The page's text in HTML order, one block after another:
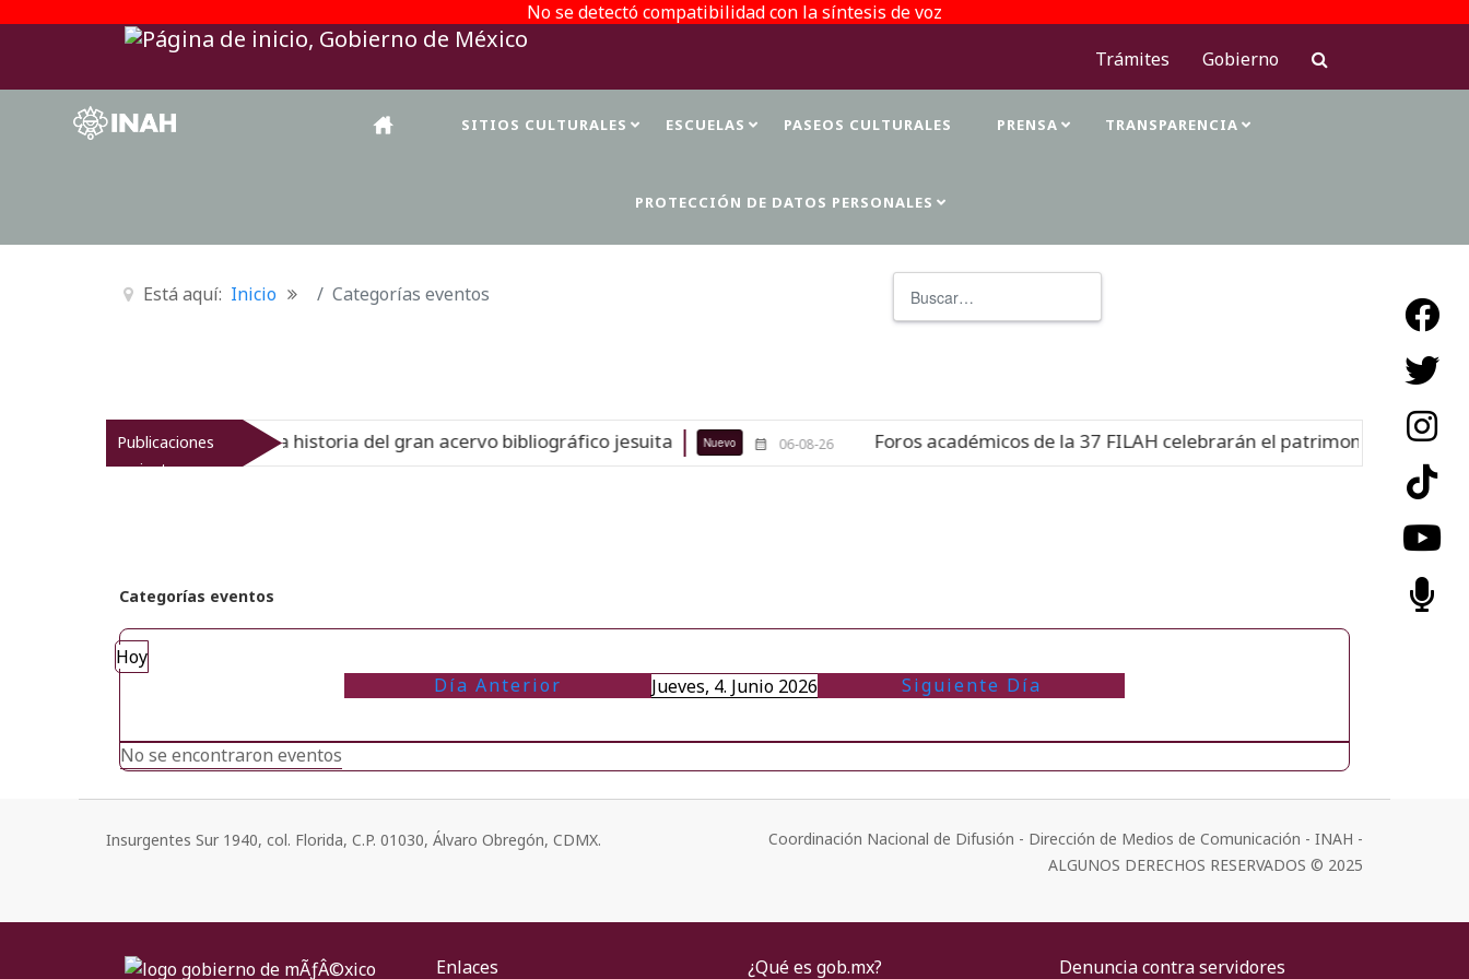
No se detectó compatibilidad con la síntesis de voz
Trámites
Gobierno
SITIOS CULTURALES ESCUELAS PASEOS CULTURALES PRENSA TRANSPARENCIA
PROTECCIÓN DE DATOS PERSONALES
Está aquí: Inicio Categorías eventos
Publicaciones
recientes
del Virreinato muestra la historia del gran acervo bibliográfico jesuita Nuevo 06-08-26 Foros académicos de la 37 FILAH celebrarán el patrimonio cultural
Categorías eventos
Hoy
Día Anterior
Jueves, 4. Junio 2026 Siguiente Día
No se encontraron eventos
Insurgentes Sur 1940, col. Florida, C.P. 01030, Álvaro Obregón, CDMX.
Coordinación Nacional de Difusión - Dirección de Medios de Comunicación - INAH -
ALGUNOS DERECHOS RESERVADOS © 2025
Enlaces ¿Qué es gob.mx?
Denuncia contra servidores